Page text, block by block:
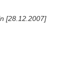
[28.12.2007]